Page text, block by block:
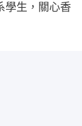
學生，關心香